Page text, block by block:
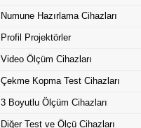
Numune Hazırlama Cihazları
Profil Projektörler
Video Ölçüm Cihazları
Çekme Kopma Test Cihazları
3 Boyutlu Ölçüm Cihazları
Diğer Test ve Ölçü Cihazları